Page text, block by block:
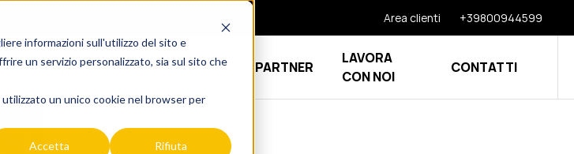
informazioni sull'utilizzo del sito e
un servizio personalizzato, sia sul sito che
un unico cookie nel browser per
Accetta Rifiuta
Area clienti +39800944599
CASI DI
RISORSE PARTNER
LAVORA
CON NOI
CONTATTI